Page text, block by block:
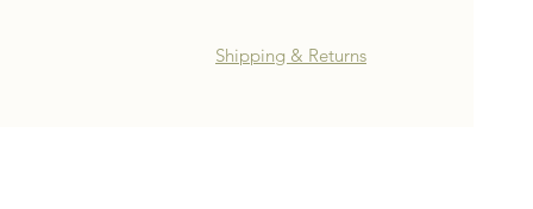
Shipping & Returns